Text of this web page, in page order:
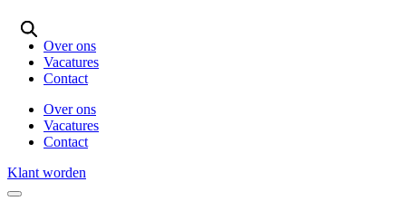
naar
inhoud
Over ons
Vacatures
Contact
Over ons
Vacatures
Contact
Klant worden